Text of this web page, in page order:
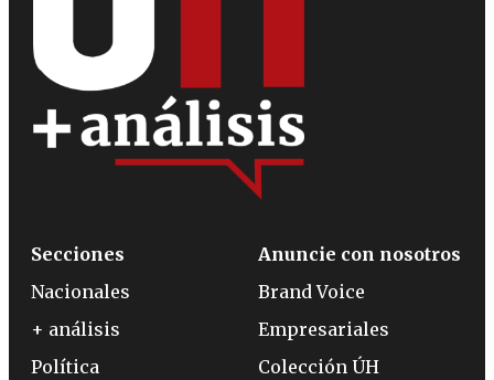
Secciones
Nacionales
+ análisis
Política
Anuncie con nosotros
Brand Voice
Empresariales
Colección ÚH